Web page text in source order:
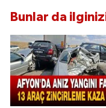
Bunlar da